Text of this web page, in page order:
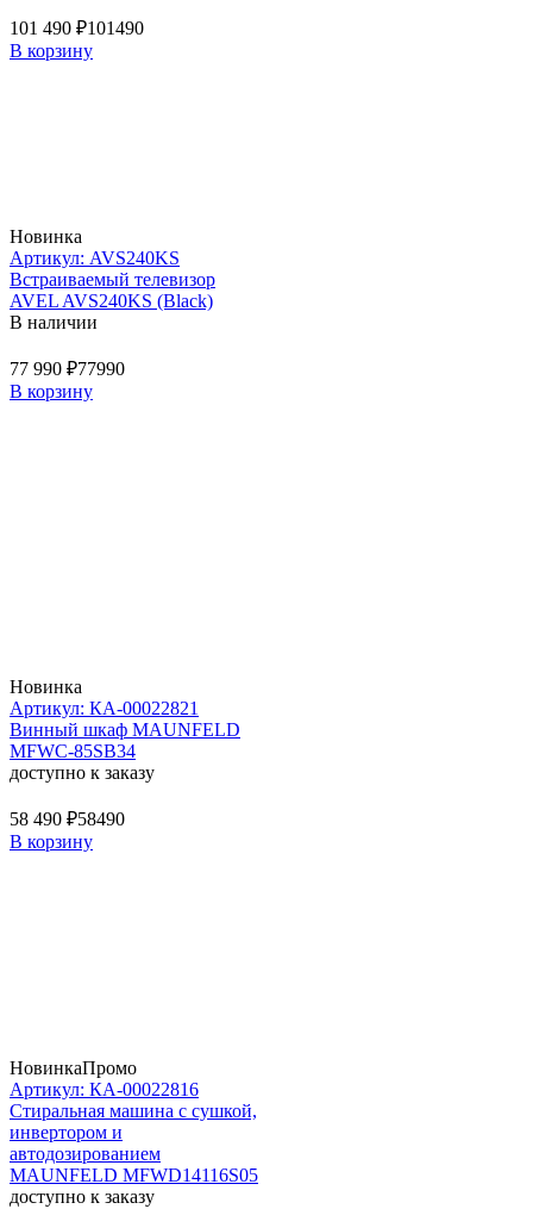
101 490 ₽101490
В корзину
Новинка
Артикул: AVS240KS
Встраиваемый телевизор
AVEL AVS240KS (Black)
В наличии
77 990 ₽77990
В корзину
Новинка
Артикул: КА-00022821
Винный шкаф MAUNFELD
MFWC-85SB34
доступно к заказу
58 490 ₽58490
В корзину
НовинкаПромо
Артикул: КА-00022816
Стиральная машина c сушкой,
инвертором и
автодозированием
MAUNFELD MFWD14116S05
доступно к заказу